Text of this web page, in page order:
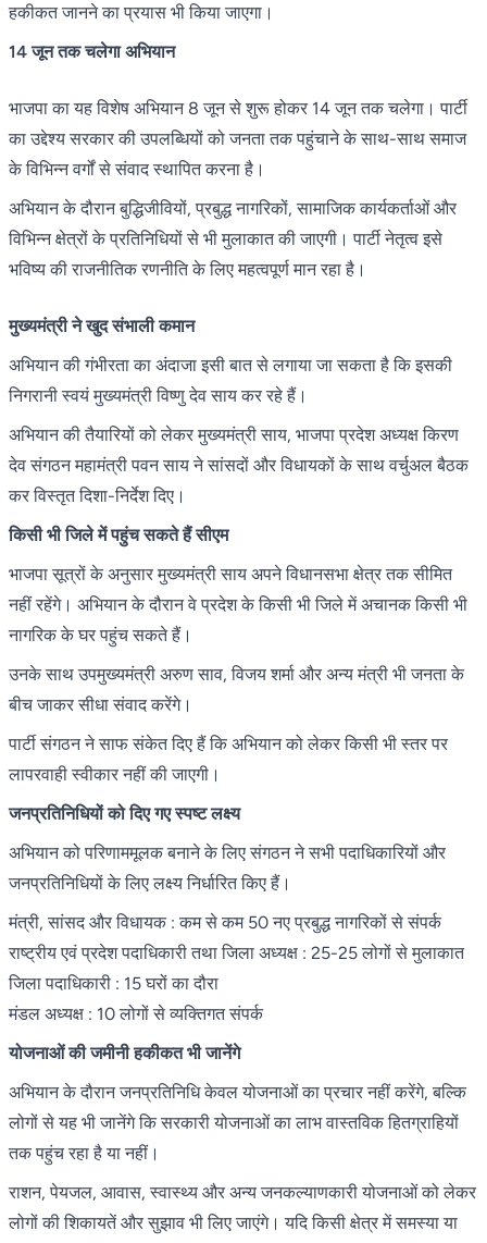
हकीकत जानने का प्रयास भी किया जाएगा।
14 जून तक चलेगा अभियान
भाजपा का यह विशेष अभियान 8 जून से शुरू होकर 14 जून तक चलेगा। पार्टी
का उद्देश्य सरकार की उपलब्धियों को जनता तक पहुंचाने के साथ-साथ समाज
के विभिन्न वर्गों से संवाद स्थापित करना है।
अभियान के दौरान बुद्धिजीवियों, प्रबुद्ध नागरिकों, सामाजिक कार्यकर्ताओं और
विभिन्न क्षेत्रों के प्रतिनिधियों से भी मुलाकात की जाएगी। पार्टी नेतृत्व इसे
भविष्य की राजनीतिक रणनीति के लिए महत्वपूर्ण मान रहा है।
मुख्यमंत्री ने खुद संभाली कमान
अभियान की गंभीरता का अंदाजा इसी बात से लगाया जा सकता है कि इसकी
निगरानी स्वयं मुख्यमंत्री विष्णु देव साय कर रहे हैं।
अभियान की तैयारियों को लेकर मुख्यमंत्री साय, भाजपा प्रदेश अध्यक्ष किरण
देव संगठन महामंत्री पवन साय ने सांसदों और विधायकों के साथ वर्चुअल बैठक
कर विस्तृत दिशा-निर्देश दिए।
किसी भी जिले में पहुंच सकते हैं सीएम
भाजपा सूत्रों के अनुसार मुख्यमंत्री साय अपने विधानसभा क्षेत्र तक सीमित
नहीं रहेंगे। अभियान के दौरान वे प्रदेश के किसी भी जिले में अचानक किसी भी
नागरिक के घर पहुंच सकते हैं।
उनके साथ उपमुख्यमंत्री अरुण साव, विजय शर्मा और अन्य मंत्री भी जनता के
बीच जाकर सीधा संवाद करेंगे।
पार्टी संगठन ने साफ संकेत दिए हैं कि अभियान को लेकर किसी भी स्तर पर
लापरवाही स्वीकार नहीं की जाएगी।
जनप्रतिनिधियों को दिए गए स्पष्ट लक्ष्य
अभियान को परिणाममूलक बनाने के लिए संगठन ने सभी पदाधिकारियों और
जनप्रतिनिधियों के लिए लक्ष्य निर्धारित किए हैं।
मंत्री, सांसद और विधायक : कम से कम 50 नए प्रबुद्ध नागरिकों से संपर्क
राष्ट्रीय एवं प्रदेश पदाधिकारी तथा जिला अध्यक्ष : 25-25 लोगों से मुलाकात
जिला पदाधिकारी : 15 घरों का दौरा
मंडल अध्यक्ष : 10 लोगों से व्यक्तिगत संपर्क
योजनाओं की जमीनी हकीकत भी जानेंगे
अभियान के दौरान जनप्रतिनिधि केवल योजनाओं का प्रचार नहीं करेंगे, बल्कि
लोगों से यह भी जानेंगे कि सरकारी योजनाओं का लाभ वास्तविक हितग्राहियों
तक पहुंच रहा है या नहीं।
राशन, पेयजल, आवास, स्वास्थ्य और अन्य जनकल्याणकारी योजनाओं को लेकर
लोगों की शिकायतें और सुझाव भी लिए जाएंगे। यदि किसी क्षेत्र में समस्या या